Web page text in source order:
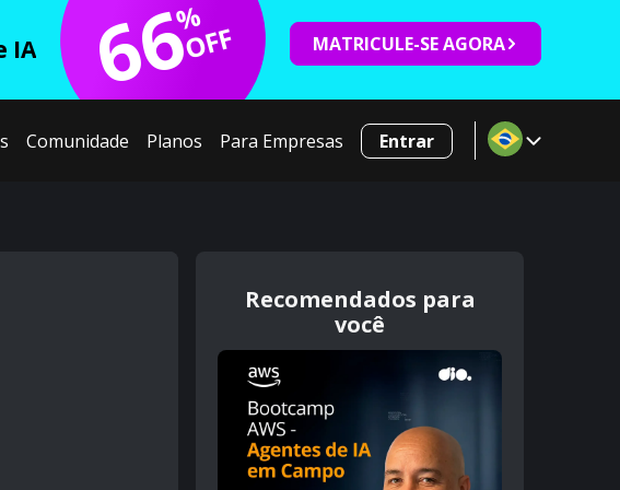
IA 66
%
OFF MATRICULE-SE AGORA
Comunidade Planos Para Empresas Entrar
Recomendados para
você